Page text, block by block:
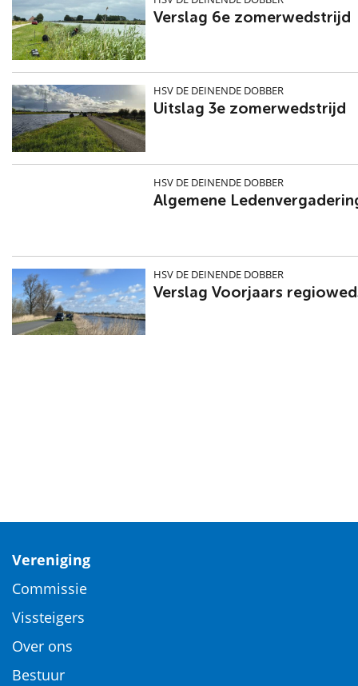
Verslag 6e zomerwedstrijd
HSV DE DEINENDE DOBBER
Uitslag 3e zomerwedstrijd
HSV DE DEINENDE DOBBER
Algemene
HSV DE DEINENDE DOBBER
Verslag Voorjaars
Vereniging
Commissie
Vissteigers
Over ons
Bestuur